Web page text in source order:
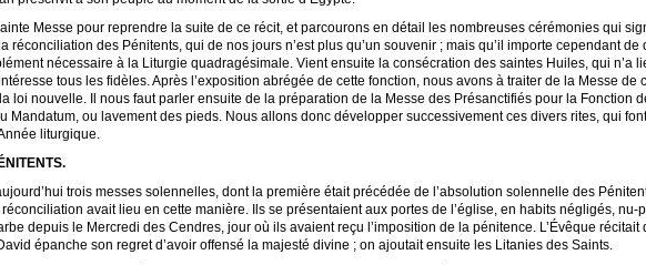
Messe pour reprendre la suite de ce récit, et parcourons en détail les nombreuses cérémonies qui
réconciliation des Pénitents, qui de nos jours n’est plus qu’un souvenir ; mais qu’il importe cependant de
nécessaire à la Liturgie quadragésimale. Vient ensuite la consécration des saintes Huiles, qui n’a
tous les fidèles. Après l’exposition abrégée de cette fonction, nous avons à traiter de la Messe de
loi nouvelle. Il nous faut parler ensuite de la préparation de la Messe des Présanctifiés pour la Fonction
Mandatum, ou lavement des pieds. Nous allons donc développer successivement ces divers rites, qui
liturgique.
trois messes solennelles, dont la première était précédée de l’absolution solennelle des
avait lieu en cette manière. Ils se présentaient aux portes de l’église, en habits négligés, nu-
depuis le Mercredi des Cendres, jour où ils avaient reçu l’imposition de la pénitence. L’Évêque
épanche son regret d’avoir offensé la majesté divine ; on ajoutait ensuite les Litanies des Saints.